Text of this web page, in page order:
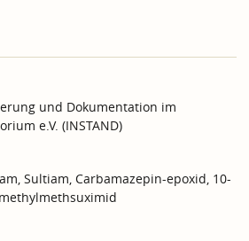
und Dokumentation im
e.V. (INSTAND)
Sultiam, Carbamazepin-epoxid, 10-